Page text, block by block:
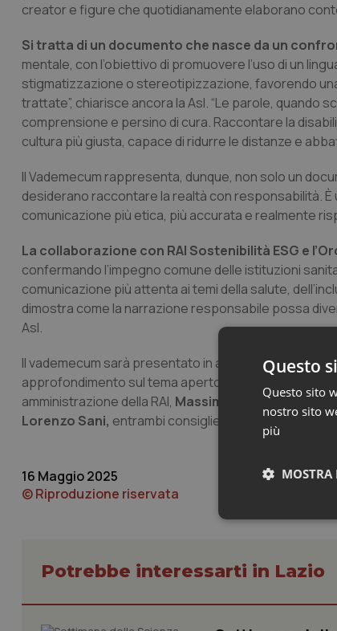
creator e figure che quotidianamente elaborano
Si tratta di un documento che nasce da un
mentale, con l’obiettivo di promuovere l’uso di un
stigmatizzazione o stereotipizzazione, favorendo
trattate”, chiarisce ancora la Asl. “Le parole,
comprensione e persino di cura. Raccontare la
cultura più giusta, capace di ridurre le distanze e
Il Vademecum rappresenta, dunque, non solo un
desiderano raccontare la realtà con responsabilità.
comunicazione più etica, più accurata e realmente
La collaborazione con RAI Sostenibilità ESG e
confermando l’impegno comune delle istituzioni
comunicazione più attenta ai temi della salute,
dimostra come la narrazione responsabile possa
Asl.
Il vademecum sarà presentato in anteprima al Salone
approfondimento sul tema aperto al pubblico
amministrazione della RAI, Massimo Cozza,direttore
Lorenzo Sani, entrambi consiglieri nazionali
16 Maggio 2025
© Riproduzione riservata
Potrebbe interessarti in Lazio
Questo
Questo sito
nostro sito
più
MOSTRA